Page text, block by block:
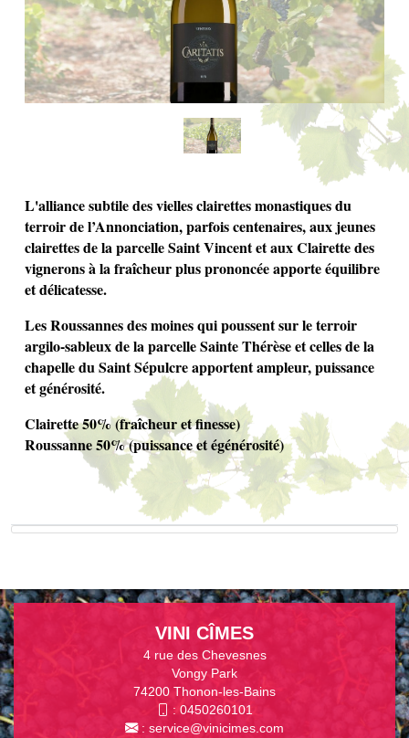
L'alliance subtile des vielles clairettes monastiques du
terroir de l’Annonciation, parfois centenaires, aux jeunes
clairettes de la parcelle Saint Vincent et aux Clairette des
vignerons à la fraîcheur plus prononcée apporte équilibre
et délicatesse.
Les Roussannes des moines qui poussent sur le terroir
argilo-sableux de la parcelle Sainte Thérèse et celles de la
chapelle du Saint Sépulcre apportent ampleur, puissance
et générosité.
Clairette 50% (fraîcheur et finesse)
Roussanne 50% (puissance et égénérosité)
VINI CÎMES
4 rue des Chevesnes
Vongy Park
74200 Thonon-les-Bains
: 0450260101
: service@vinicimes.com